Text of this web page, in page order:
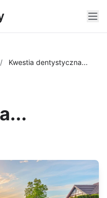
/ Kwestia dentystyczna...